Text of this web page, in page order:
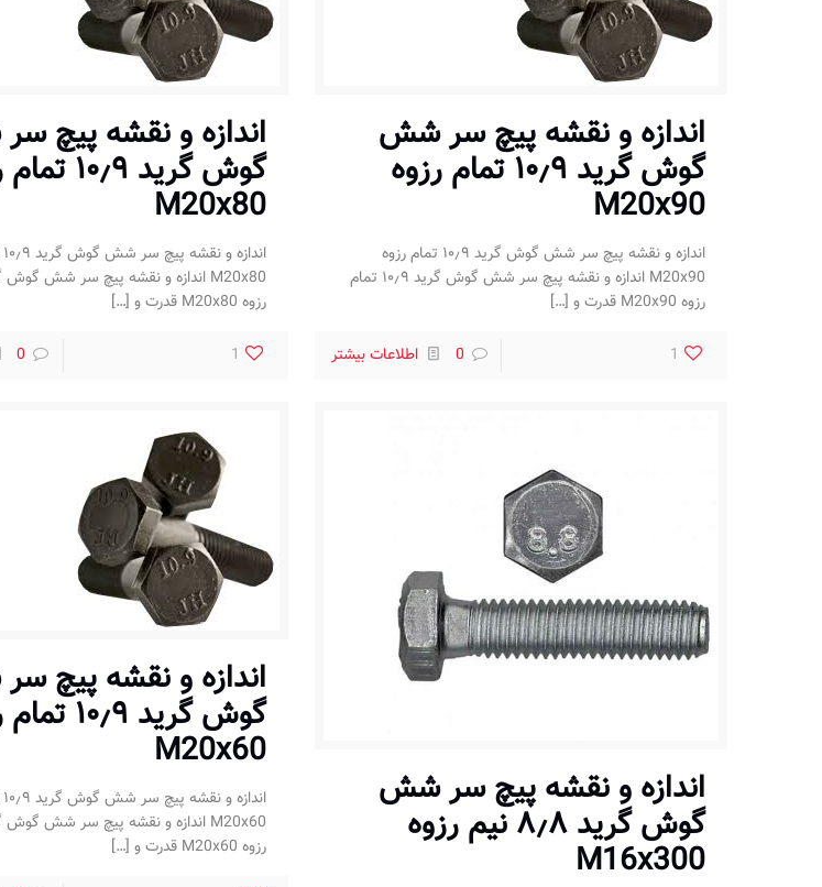
اندازه و نقشه پیچ سر شش
گوش گرید ۱۰٫۹ تمام رزوه
M20x90
اندازه و نقشه پیچ سر شش گوش گرید ۱۰٫۹ تمام رزوه
M20x90 اندازه و نقشه پیچ سر شش گوش گرید ۱۰٫۹ تمام
رزوه M20x90 قدرت و
[…]
1
0 اطلاعات بیشتر
اندازه و نقشه پیچ
گوش گرید
M20x80
رزوه M20x80 قدرت و
[…]
1
0
اندازه و نقشه پیچ سر شش
گوش گرید ۸٫۸ نیم رزوه
M16x300
اندازه و نقشه پیچ
گوش گرید
M20x60
رزوه M20x60 قدرت و
[…]